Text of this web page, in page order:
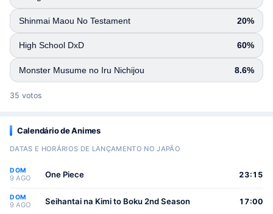
Shinmai Maou No Testament 20%
High School DxD 60%
Monster Musume no Iru Nichijou 8.6%
35 votos
Calendário de Animes
DATAS E HORÁRIOS DE LANÇAMENTO NO JAPÃO
DOM
9 AGO One Piece 23:15
DOM
9 AGO Seihantai na Kimi to Boku 2nd Season 17:00